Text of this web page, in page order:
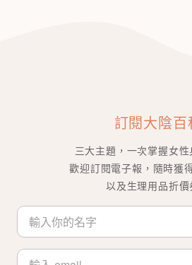
訂閱大陰百
三大主題，一次掌握女性
歡迎訂閱電子報，隨時獲
以及生理用品折價